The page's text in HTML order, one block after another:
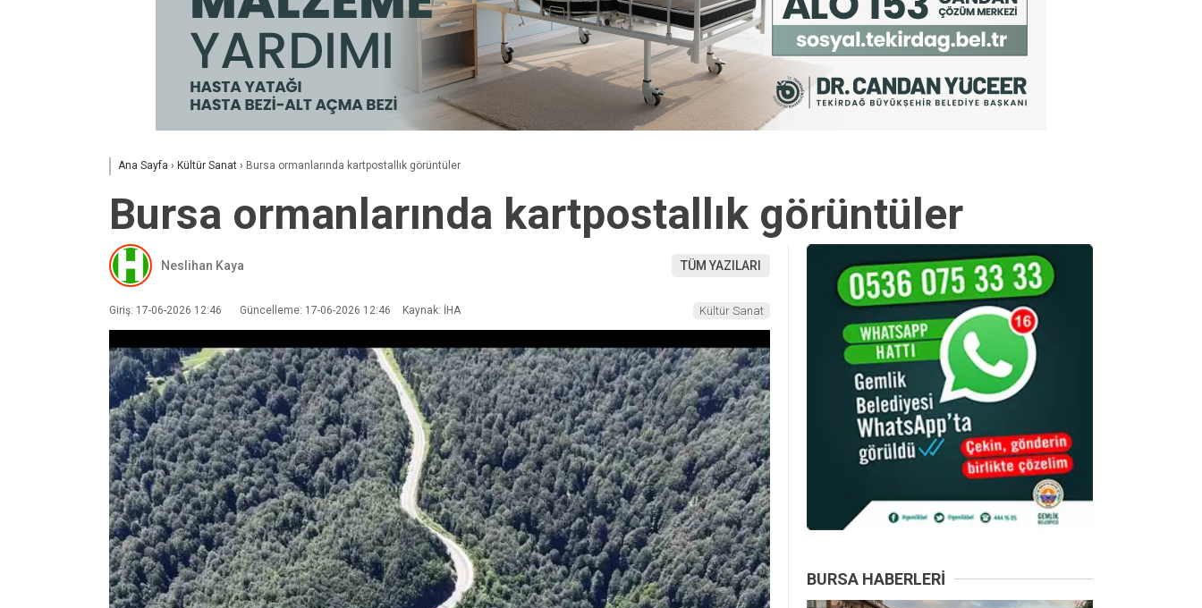
Ana Sayfa › Kültür Sanat › Bursa ormanlarında kartpostallık görüntüler
Bursa ormanlarında kartpostallık görüntüler
Neslihan Kaya TÜM YAZILARI
Giriş: 17-06-2026 12:46 Güncelleme: 17-06-2026 12:46 Kaynak: İHA Kültür Sanat
BURSA HABERLERI